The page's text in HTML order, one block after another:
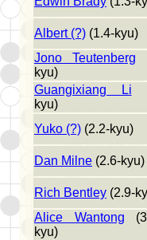
Albert (?) (1.4-kyu)
Jono Teutenberg
kyu)
Guangixiang Li
kyu)
Yuko (?) (2.2-kyu)
Dan Milne (2.6-kyu)
Rich Bentley (2.9-
Alice Wantong
kyu)